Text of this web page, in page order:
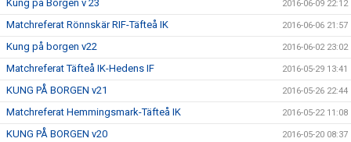
Kung på Borgen v 23 2016-06-09 22:12
Matchreferat Rönnskär RIF-Täfteå IK 2016-06-06 21:57
Kung på borgen v22 2016-06-02 23:02
Matchreferat Täfteå IK-Hedens IF 2016-05-29 13:41
KUNG PÅ BORGEN v21 2016-05-26 22:44
Matchreferat Hemmingsmark-Täfteå IK 2016-05-22 11:08
KUNG PÅ BORGEN v20 2016-05-20 08:37